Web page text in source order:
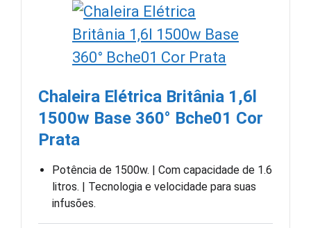
Chaleira Elétrica Britânia 1,6l
1500w Base 360° Bche01 Cor
Prata
Potência de 1500w. | Com capacidade de 1.6
litros. | Tecnologia e velocidade para suas
infusões.